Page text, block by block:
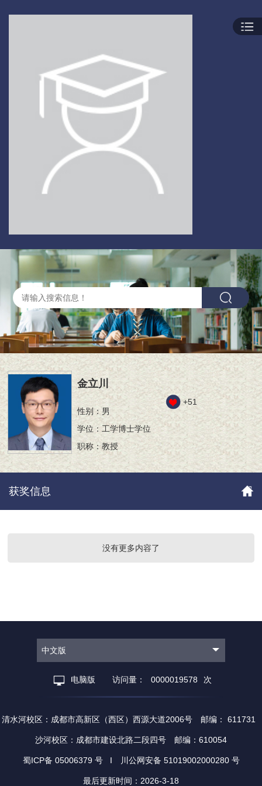
金立川
性别：男
学位：工学博士学位
职称：教授
+51
获奖信息
没有更多内容了
中文版
电脑版 访问量： 0000019578 次
清水河校区：成都市高新区（西区）西源大道2006号 邮编： 611731
沙河校区：成都市建设北路二段四号 邮编：610054
蜀ICP备 05006379 号 I 川公网安备 51019002000280 号
最后更新时间： 2026-3-18